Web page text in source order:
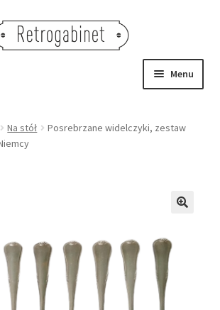
Menu
Na stół
Posrebrzane widelczyki, zestaw